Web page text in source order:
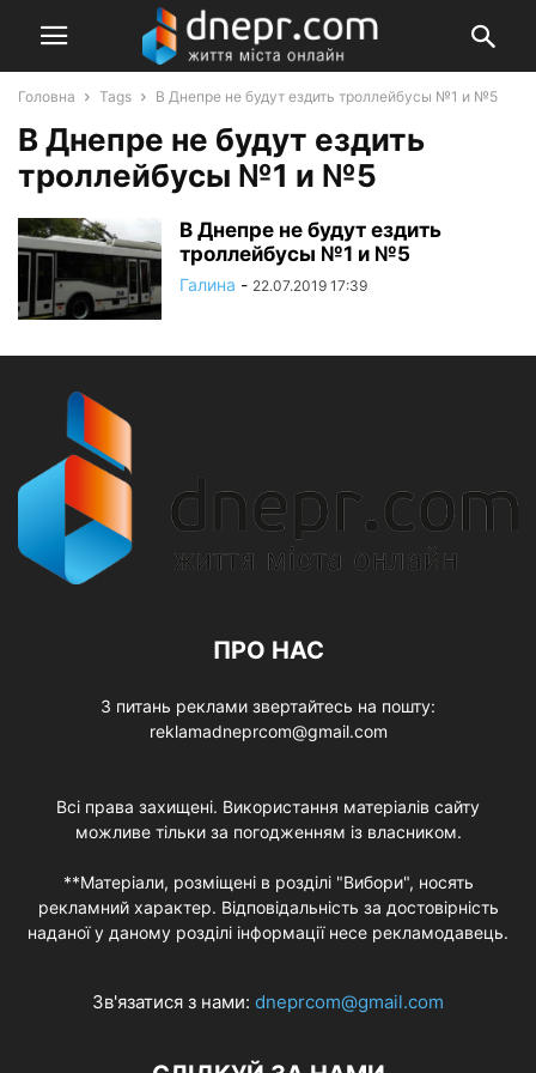
Головна Tags В Днепре не будут ездить троллейбусы №1 и №5
В Днепре не будут ездить
троллейбусы №1 и №5
В Днепре не будут ездить
троллейбусы №1 и №5
Галина - 22.07.2019 17:39
ПРО НАС
З питань реклами звертайтесь на пошту:
reklamadneprcom@gmail.com
Всі права захищені. Використання матеріалів сайту
можливе тільки за погодженням із власником.
**Матеріали, розміщені в розділі "Вибори", носять
рекламний характер. Відповідальність за достовірність
наданої у даному розділі інформації несе рекламодавець.
Зв'язатися з нами: dneprcom@gmail.com